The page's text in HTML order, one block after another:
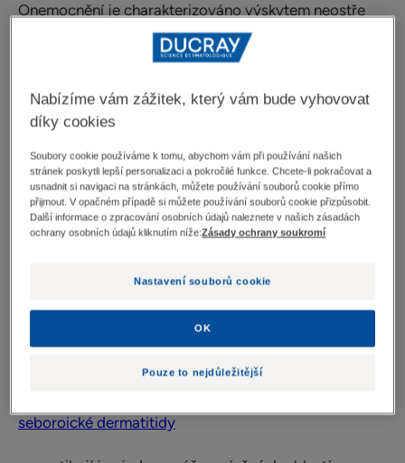
Onemocnění je charakterizováno výskytem neostře
ohraničených, červených ložisek, které jsou pokryty
bílými nebo žlutými šupinami, vlasy jsou mastné.
Oblasti, které jsou
postiženy seboroickou
dermatitidou
predilekci. Jedná se o oblasti s největším výskytem
především o oblast kštice, nasolabiálních rýh, obočí a
postižen trup. Projevy
seboroické dermatitidy
Nabízíme vám zážitek, který vám bude vyhovovat
díky cookies
Soubory cookie používáme k tomu, abychom vám při používání našich
stránek poskytli lepší personalizaci a pokročilé funkce. Chcete-li pokračovat a
usnadnit si navigaci na stránkách, můžete používání souborů cookie přímo
přijmout. V opačném případě si můžete používání souborů cookie přizpůsobit.
Další informace o zpracování osobních údajů naleznete v našich zásadách
ochrany osobních údajů kliknutím níže:Zásady ochrany soukromí
Nastavení souborů cookie
Pouze to nejdůležitější
OK